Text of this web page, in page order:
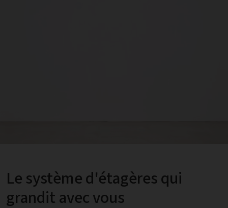
Le système d'étagères qui
grandit avec vous